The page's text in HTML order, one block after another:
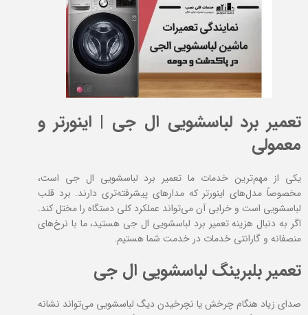
تعمیر برد لباسشویی ال جی | اینورتر و
معمولی
یکی از مهم‌ترین خدمات ما تعمیر برد لباسشویی ال جی است،
مخصوصاً مدل‌های اینورتر که مدارهای پیشرفته‌تری دارند. برد قلب
لباسشویی است و خرابی آن می‌تواند عملکرد کلی دستگاه را مختل کند.
اگر به دنبال هزینه تعمیر برد لباسشویی ال جی هستید، ما با نرخ‌های
منصفانه و گارانتی خدمات در خدمت شما هستیم.
تعمیر بلبرینگ لباسشویی ال جی
صدای زیاد هنگام چرخش یا نچرخیدن دیگ لباسشویی می‌تواند نشانه